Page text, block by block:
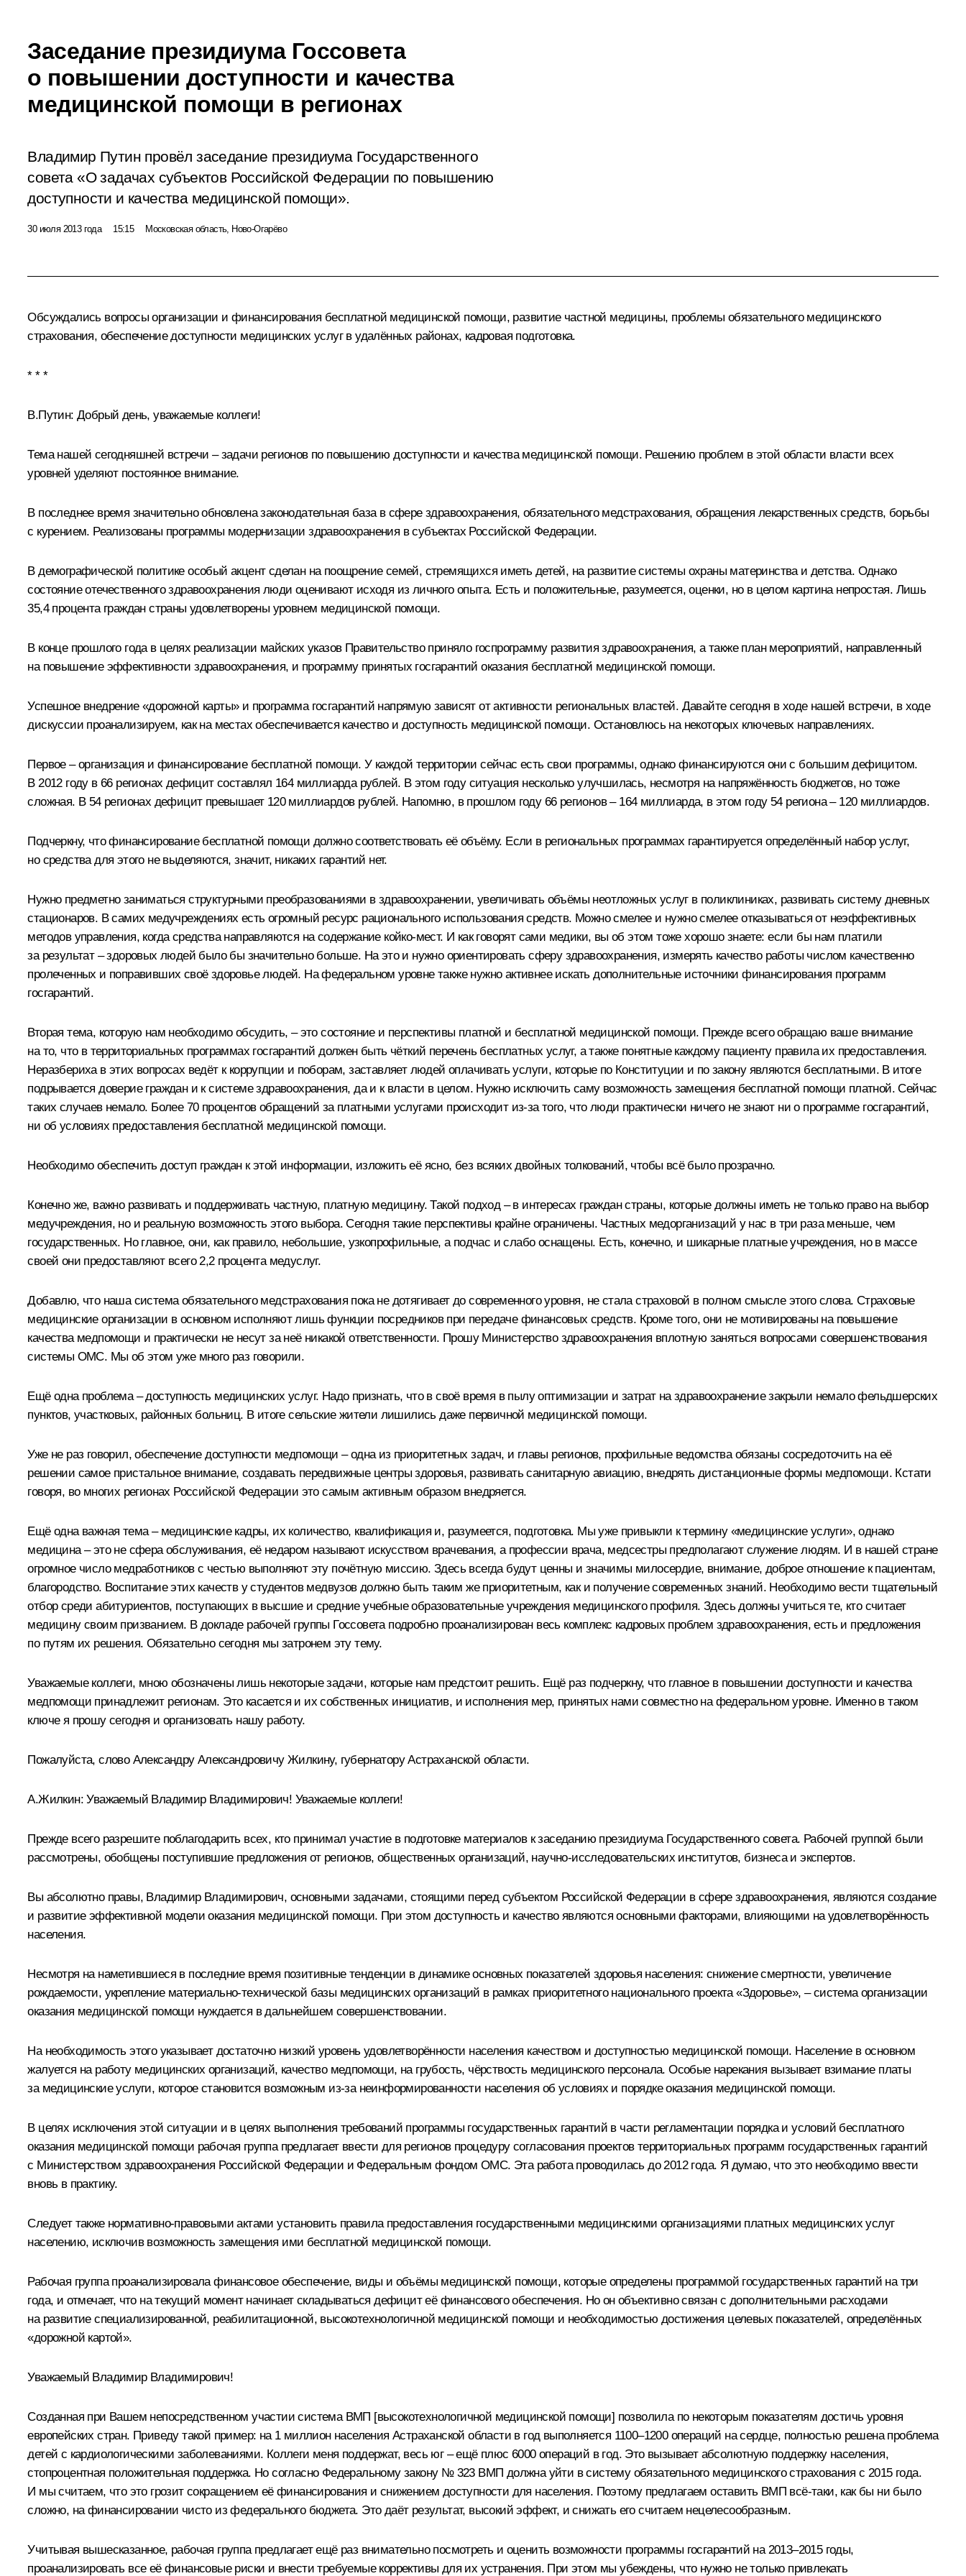
Заседание президиума Госсовета
о повышении доступности и качества
медицинской помощи в регионах
Владимир Путин провёл заседание президиума Государственного
совета «О задачах субъектов Российской Федерации по повышению
доступности и качества медицинской помощи».
30 июля 2013 года 15:15 Московская область, Ново-Огарёво
Обсуждались вопросы организации и финансирования бесплатной медицинской помощи, развитие частной медицины, проблемы обязательного медицинского
страхования, обеспечение доступности медицинских услуг в удалённых районах, кадровая подготовка.
* * *
В.Путин: Добрый день, уважаемые коллеги!
Тема нашей сегодняшней встречи – задачи регионов по повышению доступности и качества медицинской помощи. Решению проблем в этой области власти всех
уровней уделяют постоянное внимание.
В последнее время значительно обновлена законодательная база в сфере здравоохранения, обязательного медстрахования, обращения лекарственных средств, борьбы
с курением. Реализованы программы модернизации здравоохранения в субъектах Российской Федерации.
В демографической политике особый акцент сделан на поощрение семей, стремящихся иметь детей, на развитие системы охраны материнства и детства. Однако
состояние отечественного здравоохранения люди оценивают исходя из личного опыта. Есть и положительные, разумеется, оценки, но в целом картина непростая. Лишь
35,4 процента граждан страны удовлетворены уровнем медицинской помощи.
В конце прошлого года в целях реализации майских указов Правительство приняло госпрограмму развития здравоохранения, а также план мероприятий, направленный
на повышение эффективности здравоохранения, и программу принятых госгарантий оказания бесплатной медицинской помощи.
Успешное внедрение «дорожной карты» и программа госгарантий напрямую зависят от активности региональных властей. Давайте сегодня в ходе нашей встречи, в ходе
дискуссии проанализируем, как на местах обеспечивается качество и доступность медицинской помощи. Остановлюсь на некоторых ключевых направлениях.
Первое – организация и финансирование бесплатной помощи. У каждой территории сейчас есть свои программы, однако финансируются они с большим дефицитом.
В 2012 году в 66 регионах дефицит составлял 164 миллиарда рублей. В этом году ситуация несколько улучшилась, несмотря на напряжённость бюджетов, но тоже
сложная. В 54 регионах дефицит превышает 120 миллиардов рублей. Напомню, в прошлом году 66 регионов – 164 миллиарда, в этом году 54 региона – 120 миллиардов.
Подчеркну, что финансирование бесплатной помощи должно соответствовать её объёму. Если в региональных программах гарантируется определённый набор услуг,
но средства для этого не выделяются, значит, никаких гарантий нет.
Нужно предметно заниматься структурными преобразованиями в здравоохранении, увеличивать объёмы неотложных услуг в поликлиниках, развивать систему дневных
стационаров. В самих медучреждениях есть огромный ресурс рационального использования средств. Можно смелее и нужно смелее отказываться от неэффективных
методов управления, когда средства направляются на содержание койко-мест. И как говорят сами медики, вы об этом тоже хорошо знаете: если бы нам платили
за результат – здоровых людей было бы значительно больше. На это и нужно ориентировать сферу здравоохранения, измерять качество работы числом качественно
пролеченных и поправивших своё здоровье людей. На федеральном уровне также нужно активнее искать дополнительные источники финансирования программ
госгарантий.
Вторая тема, которую нам необходимо обсудить, – это состояние и перспективы платной и бесплатной медицинской помощи. Прежде всего обращаю ваше внимание
на то, что в территориальных программах госгарантий должен быть чёткий перечень бесплатных услуг, а также понятные каждому пациенту правила их предоставления.
Неразбериха в этих вопросах ведёт к коррупции и поборам, заставляет людей оплачивать услуги, которые по Конституции и по закону являются бесплатными. В итоге
подрывается доверие граждан и к системе здравоохранения, да и к власти в целом. Нужно исключить саму возможность замещения бесплатной помощи платной. Сейчас
таких случаев немало. Более 70 процентов обращений за платными услугами происходит из‑за того, что люди практически ничего не знают ни о программе госгарантий,
ни об условиях предоставления бесплатной медицинской помощи.
Необходимо обеспечить доступ граждан к этой информации, изложить её ясно, без всяких двойных толкований, чтобы всё было прозрачно.
Конечно же, важно развивать и поддерживать частную, платную медицину. Такой подход – в интересах граждан страны, которые должны иметь не только право на выбор
медучреждения, но и реальную возможность этого выбора. Сегодня такие перспективы крайне ограничены. Частных медорганизаций у нас в три раза меньше, чем
государственных. Но главное, они, как правило, небольшие, узкопрофильные, а подчас и слабо оснащены. Есть, конечно, и шикарные платные учреждения, но в массе
своей они предоставляют всего 2,2 процента медуслуг.
Добавлю, что наша система обязательного медстрахования пока не дотягивает до современного уровня, не стала страховой в полном смысле этого слова. Страховые
медицинские организации в основном исполняют лишь функции посредников при передаче финансовых средств. Кроме того, они не мотивированы на повышение
качества медпомощи и практически не несут за неё никакой ответственности. Прошу Министерство здравоохранения вплотную заняться вопросами совершенствования
системы ОМС. Мы об этом уже много раз говорили.
Ещё одна проблема – доступность медицинских услуг. Надо признать, что в своё время в пылу оптимизации и затрат на здравоохранение закрыли немало фельдшерских
пунктов, участковых, районных больниц. В итоге сельские жители лишились даже первичной медицинской помощи.
Уже не раз говорил, обеспечение доступности медпомощи – одна из приоритетных задач, и главы регионов, профильные ведомства обязаны сосредоточить на её
решении самое пристальное внимание, создавать передвижные центры здоровья, развивать санитарную авиацию, внедрять дистанционные формы медпомощи. Кстати
говоря, во многих регионах Российской Федерации это самым активным образом внедряется.
Ещё одна важная тема – медицинские кадры, их количество, квалификация и, разумеется, подготовка. Мы уже привыкли к термину «медицинские услуги», однако
медицина – это не сфера обслуживания, её недаром называют искусством врачевания, а профессии врача, медсестры предполагают служение людям. И в нашей стране
огромное число медработников с честью выполняют эту почётную миссию. Здесь всегда будут ценны и значимы милосердие, внимание, доброе отношение к пациентам,
благородство. Воспитание этих качеств у студентов медвузов должно быть таким же приоритетным, как и получение современных знаний. Необходимо вести тщательный
отбор среди абитуриентов, поступающих в высшие и средние учебные образовательные учреждения медицинского профиля. Здесь должны учиться те, кто считает
медицину своим призванием. В докладе рабочей группы Госсовета подробно проанализирован весь комплекс кадровых проблем здравоохранения, есть и предложения
по путям их решения. Обязательно сегодня мы затронем эту тему.
Уважаемые коллеги, мною обозначены лишь некоторые задачи, которые нам предстоит решить. Ещё раз подчеркну, что главное в повышении доступности и качества
медпомощи принадлежит регионам. Это касается и их собственных инициатив, и исполнения мер, принятых нами совместно на федеральном уровне. Именно в таком
ключе я прошу сегодня и организовать нашу работу.
Пожалуйста, слово Александру Александровичу Жилкину, губернатору Астраханской области.
А.Жилкин:Уважаемый Владимир Владимирович! Уважаемые коллеги!
Прежде всего разрешите поблагодарить всех, кто принимал участие в подготовке материалов к заседанию президиума Государственного совета. Рабочей группой были
рассмотрены, обобщены поступившие предложения от регионов, общественных организаций, научно-исследовательских институтов, бизнеса и экспертов.
Вы абсолютно правы, Владимир Владимирович, основными задачами, стоящими перед субъектом Российской Федерации в сфере здравоохранения, являются создание
и развитие эффективной модели оказания медицинской помощи. При этом доступность и качество являются основными факторами, влияющими на удовлетворённость
населения.
Несмотря на наметившиеся в последние время позитивные тенденции в динамике основных показателей здоровья населения: снижение смертности, увеличение
рождаемости, укрепление материально-технической базы медицинских организаций в рамках приоритетного национального проекта «Здоровье», – система организации
оказания медицинской помощи нуждается в дальнейшем совершенствовании.
На необходимость этого указывает достаточно низкий уровень удовлетворённости населения качеством и доступностью медицинской помощи. Население в основном
жалуется на работу медицинских организаций, качество медпомощи, на грубость, чёрствость медицинского персонала. Особые нарекания вызывает взимание платы
за медицинские услуги, которое становится возможным из‑за неинформированности населения об условиях и порядке оказания медицинской помощи.
В целях исключения этой ситуации и в целях выполнения требований программы государственных гарантий в части регламентации порядка и условий бесплатного
оказания медицинской помощи рабочая группа предлагает ввести для регионов процедуру согласования проектов территориальных программ государственных гарантий
с Министерством здравоохранения Российской Федерации и Федеральным фондом ОМС. Эта работа проводилась до 2012 года. Я думаю, что это необходимо ввести
вновь в практику.
Следует также нормативно-правовыми актами установить правила предоставления государственными медицинскими организациями платных медицинских услуг
населению, исключив возможность замещения ими бесплатной медицинской помощи.
Рабочая группа проанализировала финансовое обеспечение, виды и объёмы медицинской помощи, которые определены программой государственных гарантий на три
года, и отмечает, что на текущий момент начинает складываться дефицит её финансового обеспечения. Но он объективно связан с дополнительными расходами
на развитие специализированной, реабилитационной, высокотехнологичной медицинской помощи и необходимостью достижения целевых показателей, определённых
«дорожной картой».
Уважаемый Владимир Владимирович!
Созданная при Вашем непосредственном участии система ВМП [высокотехнологичной медицинской помощи] позволила по некоторым показателям достичь уровня
европейских стран. Приведу такой пример: на 1 миллион населения Астраханской области в год выполняется 1100–1200 операций на сердце, полностью решена проблема
детей с кардиологическими заболеваниями. Коллеги меня поддержат, весь юг – ещё плюс 6000 операций в год. Это вызывает абсолютную поддержку населения,
стопроцентная положительная поддержка. Но согласно Федеральному закону № 323 ВМП должна уйти в систему обязательного медицинского страхования с 2015 года.
И мы считаем, что это грозит сокращением её финансирования и снижением доступности для населения. Поэтому предлагаем оставить ВМП всё‑таки, как бы ни было
сложно, на финансировании чисто из федерального бюджета. Это даёт результат, высокий эффект, и снижать его считаем нецелесообразным.
Учитывая вышесказанное, рабочая группа предлагает ещё раз внимательно посмотреть и оценить возможности программы госгарантий на 2013–2015 годы,
проанализировать все её финансовые риски и внести требуемые коррективы для их устранения. При этом мы убеждены, что нужно не только привлекать